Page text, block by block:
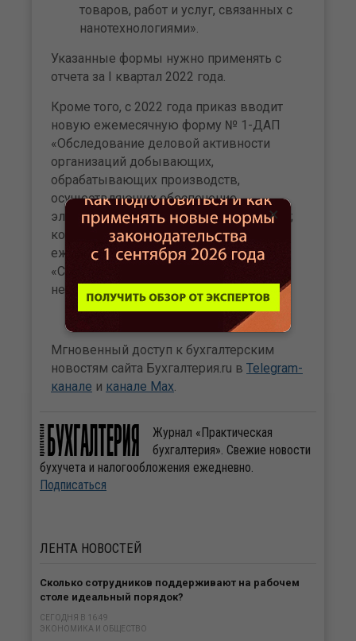
товаров, работ и услуг, связанных с
нанотехнологиями».
Указанные формы нужно применять с
отчета за I квартал 2022 года.
Кроме того, с 2022 года приказ вводит
новую ежемесячную форму № 1-ДАП
«Обследование деловой активности
организаций добывающих,
обрабатывающих производств,
осуществляющих обеспечение
электрической энергией, газом и паром;
кондиционирование воздуха» и
еженедельную форму № 1-автобензин
«Сведения о производстве
нефтепродуктов».
Мгновенный доступ к бухгалтерским
новостям сайта Бухгалтерия.ru в Telegram-
канале и канале Max.
Журнал «Практическая
бухгалтерия». Свежие новости
бухучета и налогообложения ежедневно.
Подписаться
ЛЕНТА НОВОСТЕЙ
Сколько сотрудников поддерживают на рабочем
столе идеальный порядок?
СЕГОДНЯ В 16:49
ЭКОНОМИКА И ОБЩЕСТВО
×